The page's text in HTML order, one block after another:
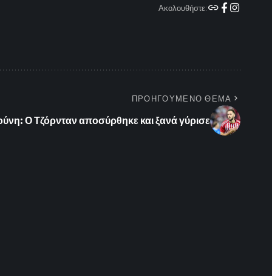
Ακολουθήστε:
ΠΡΟΗΓΟΥΜΕΝΟ ΘΕΜΑ
Ο Τζόρνταν αποσύρθηκε και ξανά γύρισε